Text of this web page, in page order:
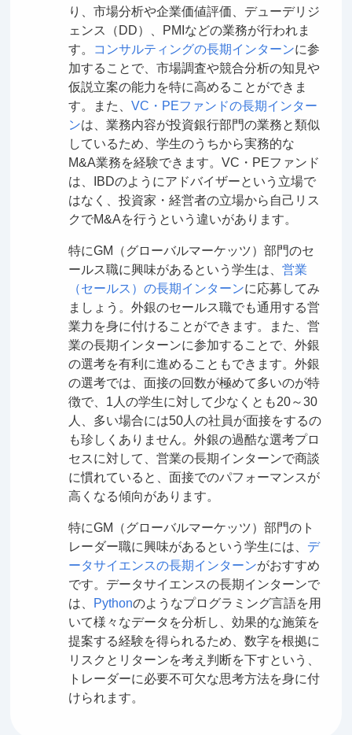
り、市場分析や企業価値評価、デューデリジ
ェンス（DD）、PMIなどの業務が行われま
す。
コンサルティングの長期インターンに参
加することで、市場調査や競合分析の知見や
仮説立案の能力を特に高めることができま
す。また、 VC・PEファンドの長期インター
ンは、業務内容が投資銀行部門の業務と類似
しているため、学生のうちから実務的な
M&A業務を経験できます。VC・PEファンド
は、IBDのようにアドバイザーという立場で
はなく、投資家・経営者の立場から自己リス
クでM&Aを行うという違いがあります。
特にGM（グローバルマーケッツ）部門のセ
ールス職に興味があるという学生は、 営業
（セールス）の長期インターンに応募してみ
ましょう。外銀のセールス職でも通用する営
業力を身に付けることができます。また、営
業の長期インターンに参加することで、外銀
の選考を有利に進めることもできます。外銀
の選考では、面接の回数が極めて多いのが特
徴で、1人の学生に対して少なくとも20～30
人、多い場合には50人の社員が面接をするの
も珍しくありません。外銀の過酷な選考プロ
セスに対して、営業の長期インターンで商談
に慣れていると、面接でのパフォーマンスが
高くなる傾向があります。
特にGM（グローバルマーケッツ）部門のト
レーダー職に興味があるという学生には、 デ
ータサイエンスの長期インターンがおすすめ
です。データサイエンスの長期インターンで
は、
Pythonのようなプログラミング言語を用
いて様々なデータを分析し、効果的な施策を
提案する経験を得られるため、数字を根拠に
リスクとリターンを考え判断を下すという、
トレーダーに必要不可欠な思考方法を身に付
けられます。